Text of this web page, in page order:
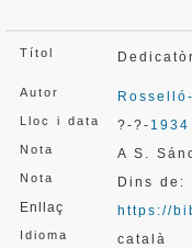
Títol
Autor
Lloc i data ?-?- 1934
Nota A S.
Nota
Dins de:
Enllaç
https://
Idioma català